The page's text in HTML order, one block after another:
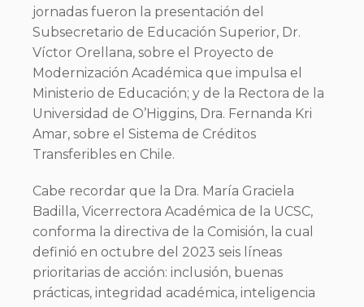
jornadas fueron la presentación del
Subsecretario de Educación Superior, Dr.
Víctor Orellana, sobre el Proyecto de
Modernización Académica que impulsa el
Ministerio de Educación; y de la Rectora de la
Universidad de O’Higgins, Dra. Fernanda Kri
Amar, sobre el Sistema de Créditos
Transferibles en Chile.
Cabe recordar que la Dra. María Graciela
Badilla, Vicerrectora Académica de la UCSC,
conforma la directiva de la Comisión, la cual
definió en octubre del 2023 seis líneas
prioritarias de acción: inclusión, buenas
prácticas, integridad académica, inteligencia